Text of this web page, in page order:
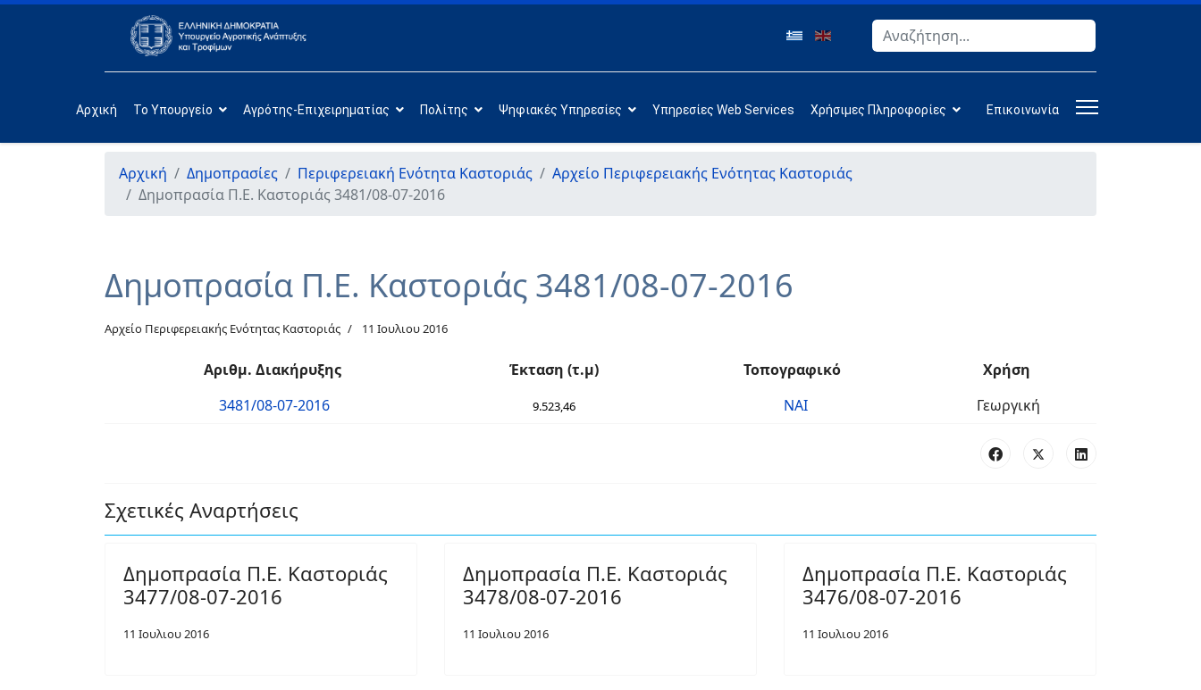
Αναζήτηση
Αρχική Το Υπουργείο Αγρότης-Επιχειρηματίας Πολίτης Ψηφιακές Υπηρεσίες Υπηρεσίες Web Services Χρήσιμες Πληροφορίες Επικοινωνία
Αρχική Δημοπρασίες Περιφερειακή Ενότητα Καστοριάς
Αρχείο Περιφερειακής Ενότητας Καστοριάς
Δημοπρασία Π.Ε. Καστοριάς 3481/08-07-2016
Δημοπρασία Π.Ε. Καστοριάς 3481/08-07-2016
Αρχείο Περιφερειακής Ενότητας Καστοριάς 11 Ιουλιου 2016
Αριθμ. Διακήρυξης Έκταση (τ.μ) Τοπογραφικό
Χρήση
3481/08-07-2016
9.523,46 ΝΑΙ Γεωργική
Σχετικές Αναρτήσεις
Δημοπρασία Π.Ε. Καστοριάς
3477/08-07-2016
11 Ιουλιου 2016
Δημοπρασία Π.Ε. Καστοριάς
3478/08-07-2016
11 Ιουλιου 2016
Δημοπρασία Π.Ε. Καστοριάς
3476/08-07-2016
11 Ιουλιου 2016